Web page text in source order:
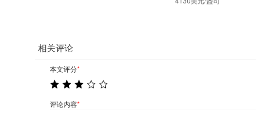
相关评论
本文评分*
评论内容*